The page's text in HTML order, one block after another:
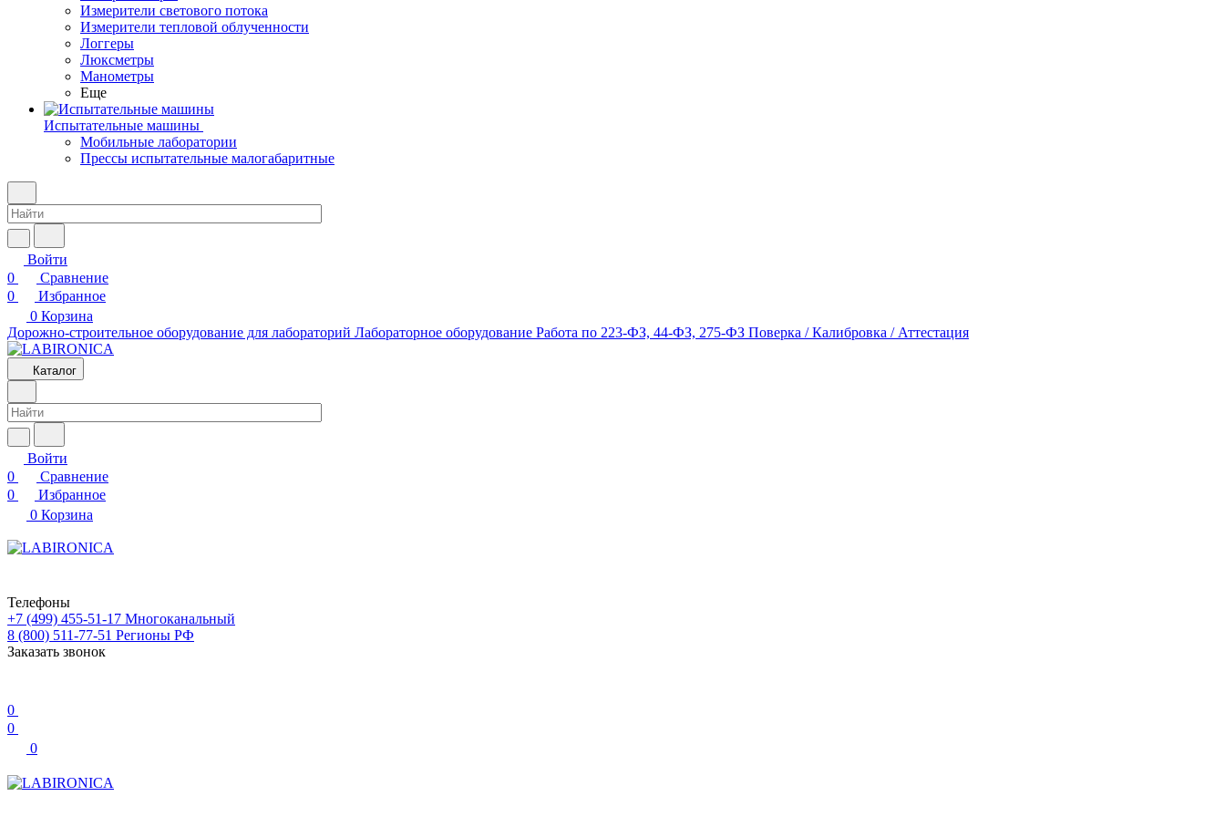
Измерители светового потока
Измерители тепловой облученности
Логгеры
Люксметры
Манометры
Еще
Испытательные машины
Мобильные лаборатории
Прессы испытательные малогабаритные
Войти
0
Сравнение
0
Избранное
0 Корзина
Дорожно-строительное оборудование для лабораторий Лабораторное оборудование Работа по 223-ФЗ, 44-ФЗ, 275-ФЗ Поверка / Калибровка / Аттестация
Каталог
Войти
0
Сравнение
0
Избранное
0 Корзина
Телефоны
+7 (499) 455-51-17 Многоканальный
8 (800) 511-77-51 Регионы РФ
Заказать звонок
0
0
0